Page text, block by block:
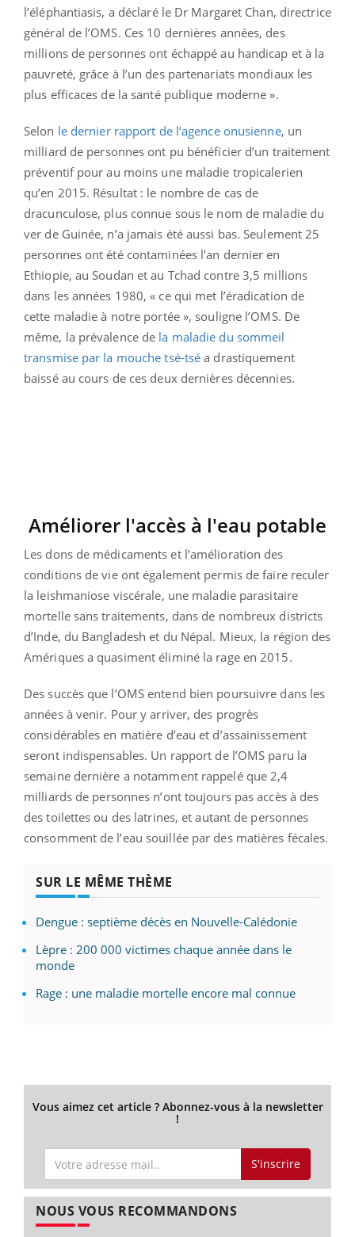
l’éléphantiasis, a déclaré le Dr Margaret Chan, directrice
général de l’OMS. Ces 10 dernières années, des
millions de personnes ont échappé au handicap et à la
pauvreté, grâce à l’un des partenariats mondiaux les
plus efficaces de la santé publique moderne ».
Selon le dernier rapport de l’agence onusienne, un
milliard de personnes ont pu bénéficier d’un traitement
préventif pour au moins une maladie tropicalerien
qu’en 2015. Résultat : le nombre de cas de
dracunculose, plus connue sous le nom de maladie du
ver de Guinée, n’a jamais été aussi bas. Seulement 25
personnes ont été contaminées l’an dernier en
Ethiopie, au Soudan et au Tchad contre 3,5 millions
dans les années 1980, « ce qui met l’éradication de
cette maladie à notre portée », souligne l’OMS. De
même, la prévalence de la maladie du sommeil
transmise par la mouche tsé-tséa drastiquement
baissé au cours de ces deux dernières décennies.
Améliorer l'accès à l'eau potable
Les dons de médicaments et l’amélioration des
conditions de vie ont également permis de faire reculer
la leishmaniose viscérale, une maladie parasitaire
mortelle sans traitements, dans de nombreux districts
d’Inde, du Bangladesh et du Népal. Mieux, la région des
Amériques a quasiment éliminé la rage en 2015.
Des succès que l’OMS entend bien poursuivre dans les
années à venir. Pour y arriver, des progrès
considérables en matière d’eau et d’assainissement
seront indispensables. Un rapport de l’OMS paru la
semaine dernière a notamment rappelé que 2,4
milliards de personnes n’ont toujours pas accès à des
des toilettes ou des latrines, et autant de personnes
consomment de l’eau souillée par des matières fécales.
SUR LE MÊME THÈME
Dengue : septième décès en Nouvelle-Calédonie
Lèpre : 200 000 victimes chaque année dans le
monde
Rage : une maladie mortelle encore mal connue
Vous aimez cet article ? Abonnez-vous à la newsletter
!
S'inscrire
NOUS VOUS RECOMMANDONS